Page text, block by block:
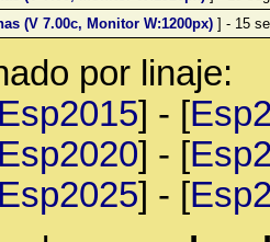
(V 7.00c, Monitor W:1200px) ] - 15
por linaje:
Esp2015] - [
Esp2020] - [
Esp2025] - [